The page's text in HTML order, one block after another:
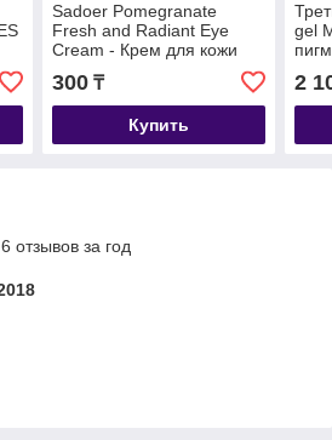
Sadoer Pomegranate
Fresh and Radiant Eye
Cream - Крем для кожи
вокруг глаз «Гранатовый
освежающий и сияющий»
20 гр
300₸
Купить
gel
2
отзывов за год